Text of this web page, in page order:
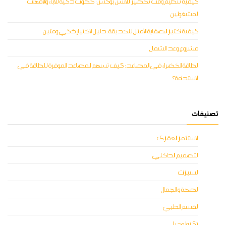
المشغولين
كيفية اختيار الصفاية الأمثل للحديقة: دليل لاختيار ذكي ومتين
مشروع وعد الشمال
الطاقة الخضراء في المصاعد: كيف تسهم المصاعد الموفرة للطاقة في
الاستدامة؟
تصنيفات
الاستثمار العقاري
التصميم الداخلي
السيارات
الصحة و الجمال
القسم الطبي